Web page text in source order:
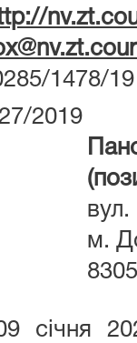
1478/19
2019
вул.
м.
січня